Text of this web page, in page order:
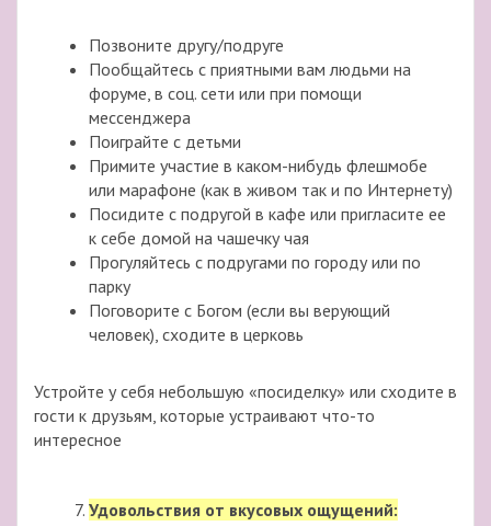
Позвоните другу/подруге
Пообщайтесь с приятными вам людьми на
форуме, в соц. сети или при помощи
мессенджера
Поиграйте с детьми
Примите участие в каком-нибудь флешмобе
или марафоне (как в живом так и по Интернету)
Посидите с подругой в кафе или пригласите ее
к себе домой на чашечку чая
Прогуляйтесь с подругами по городу или по
парку
Поговорите с Богом (если вы верующий
человек), сходите в церковь
Устройте у себя небольшую «посиделку» или сходите в
гости к друзьям, которые устраивают что-то
интересное
Удовольствия от вкусовых ощущений: